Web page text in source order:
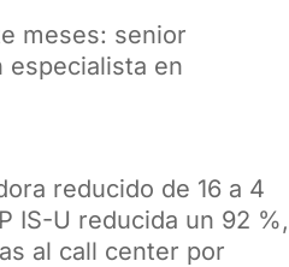
meses: senior
en
reducido de 16 a 4
IS-U reducida un 92 %,
al call center por